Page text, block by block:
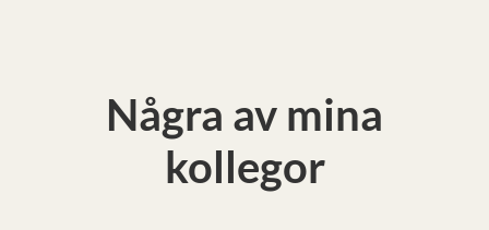
Några av mina
kollegor